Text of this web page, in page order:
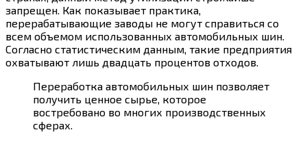
запрещен. Как показывает практика,
перерабатывающие заводы не могут справиться со
всем объемом использованных автомобильных шин.
Согласно статистическим данным, такие предприятия
охватывают лишь двадцать процентов отходов.
Переработка автомобильных шин позволяет
получить ценное сырье, которое
востребовано во многих производственных
сферах.